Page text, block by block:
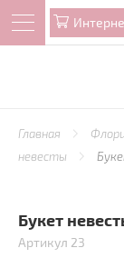
Главная
невесты
Букет
Артикул 23